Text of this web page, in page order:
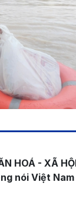
HOÁ - XÃ
nói Việt Nam